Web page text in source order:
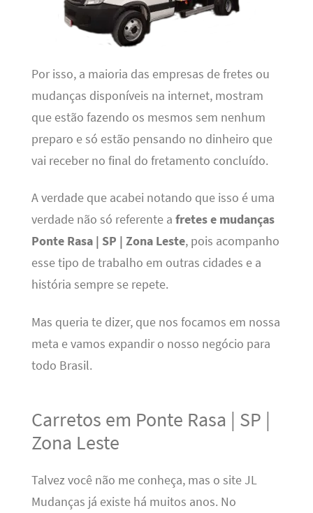
Por isso, a maioria das empresas de fretes ou
mudanças disponíveis na internet, mostram
que estão fazendo os mesmos sem nenhum
preparo e só estão pensando no dinheiro que
vai receber no final do fretamento concluído.
A verdade que acabei notando que isso é uma
verdade não só referente a fretes e mudanças
Ponte Rasa | SP | Zona Leste, pois acompanho
esse tipo de trabalho em outras cidades e a
história sempre se repete.
Mas queria te dizer, que nos focamos em nossa
meta e vamos expandir o nosso negócio para
todo Brasil.
Carretos em Ponte Rasa | SP |
Zona Leste
Talvez você não me conheça, mas o site JL
Mudanças já existe há muitos anos. No